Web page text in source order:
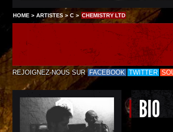
HOME > ARTISTES > C > CHEMISTRY LTD
REJOIGNEZ-NOUS SUR FACEBOOK TWITTER
BIO